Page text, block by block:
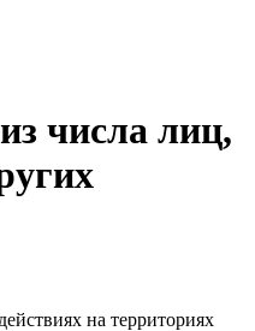
числа лиц,
на территориях